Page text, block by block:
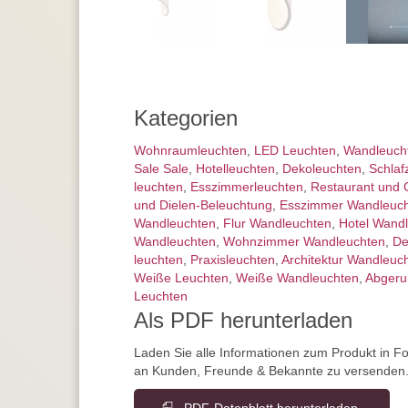
Kategorien
Wohnraum­leuchten, LED Leuchten,
Sale Sale, Hotelleuchten, Dekoleuchten,
leuchten, Esszimmer­­leuchten, Restaurant und
und Dielen-Beleuchtung, Esszimmer
Wandleuchten, Flur Wandleuchten, Hotel
Wandleuchten, Wohnzimmer Wandleuchten,
leuchten, Praxisleuchten, Architektur
Weiße Leuchten, Weiße Wandleuchten,
Leuchten
Als PDF herunterladen
Laden Sie alle Informationen zum Produkt in
an Kunden, Freunde & Bekannte zu versenden.